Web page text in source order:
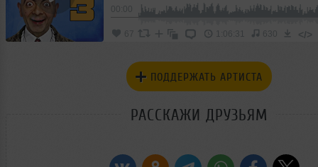
67 1:06:31 630 </>
ПОДДЕРЖАТЬ АРТИСТА
РАССКАЖИ ДРУЗЬЯМ